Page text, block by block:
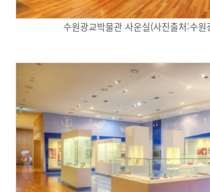
수원광교박물관 사운실(사진출처:수원